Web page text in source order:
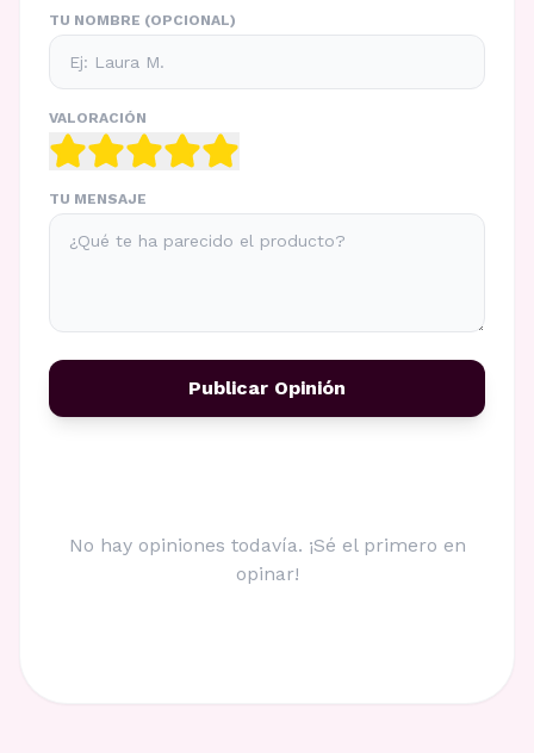
TU NOMBRE (OPCIONAL)
VALORACIÓN
TU MENSAJE
Publicar Opinión
No hay opiniones todavía. ¡Sé el primero en
opinar!